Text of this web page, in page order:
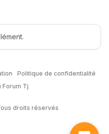
Politique de confidentialité
Forum Tj
droits réservés